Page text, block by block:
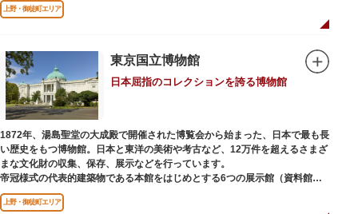
などから構成されています。
2005年「愛・地球博」の長久手日本館で人気を博した「地球の部屋」を移設
100万分の1の大きさ）のドームの内側すべてがスクリーンになっている世界
初のシアターで、月ごとに変わるオリジナル映像を上映しています。
楽しみながら学習できるイベント企画や、恐竜をはじめとした様々な実物標
本、子ども向けのコーナーもあり、お子様連れでも楽しめる博物館です。
また、国立科学博物館では、日本およびアジアにおける科学系博物館の中核
施設として、調査研究、標本資料の収集・保管・活用、展示・学習支援を推
進。これらの活動を上野の本館、白金台の附属自然教育園、茨城県つくば市
の実験植物園や筑波研究施設（非公開）で展開しています。
上野・御徒町エリア
東京国立博物館
日本屈指のコレクションを誇る博物館
1872年、湯島聖堂の大成殿で開催された博覧会から始まった、日本で最も長
い歴史をもつ博物館。日本と東洋の美術や考古など、12万件を超えるさまざ
まな文化財の収集、保存、展示などを行っています。
帝冠様式の代表的建築物である本館をはじめとする6つの展示館（資料館）
からなり、89件の国宝を所蔵。常に貴重な文化財を公開し、講座や講演会、
ワークショップなどを実施しています。国宝や重要文化財などの名品をたど
上野・御徒町エリア